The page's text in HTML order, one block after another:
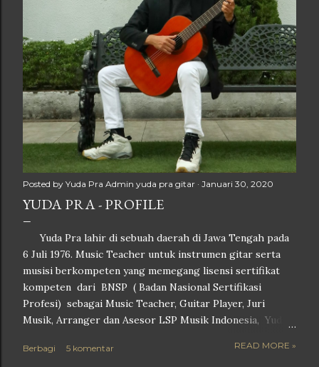
Posted by Yuda Pra Admin yuda pra gitar Januari 30, 2020
YUDA PRA - PROFILE
Yuda Pra lahir di sebuah daerah di Jawa Tengah pada
6 Juli 1976. Music Teacher untuk instrumen gitar serta
musisi berkompeten yang memegang lisensi sertifikat
kompeten dari BNSP ( Badan Nasional Sertifikasi
Profesi) sebagai Music Teacher, Guitar Player, Juri
Musik, Arranger dan Asesor LSP Musik Indonesia, Yuda
sebuah Universitas swasta di Kota Semarang,
Berbagi 5 komentar READ MORE »